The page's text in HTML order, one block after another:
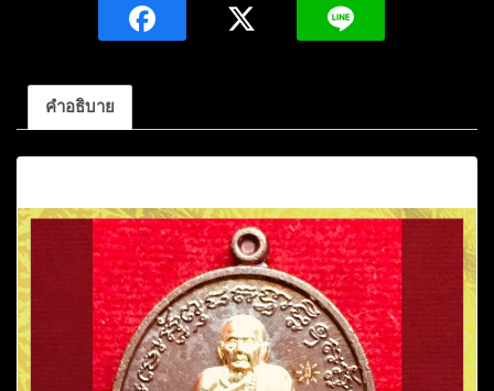
ทองแดง
มันปู
ทอง
ไตรมาส61หมายเลข432
ปี2561วัด
บ้าน
จาน
จ.ศรีสะเกษ
ชิ้น
คำอธิบาย